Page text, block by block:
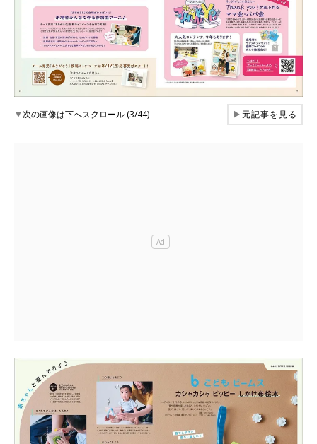
▼次の画像は下へスクロール (3/44) ▶元記事を見る